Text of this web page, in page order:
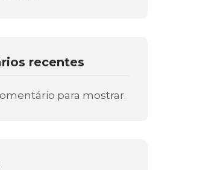
recentes
para mostrar.